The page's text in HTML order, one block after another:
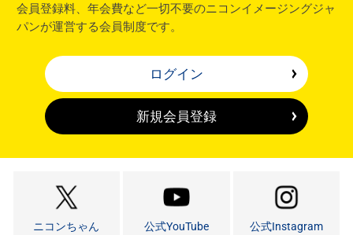
会員登録料、年会費など一切不要のニコンイメージングジャ
パンが運営する会員制度です。
ログイン
新規会員登録
ニコンちゃん
公式YouTube
公式Instagram